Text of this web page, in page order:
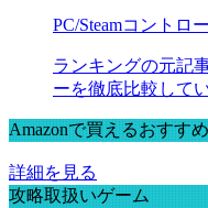
PC/Steamコントロ
ランキングの元記
ーを徹底比較して
Amazonで買えるおすす
詳細を見る
攻略取扱いゲーム